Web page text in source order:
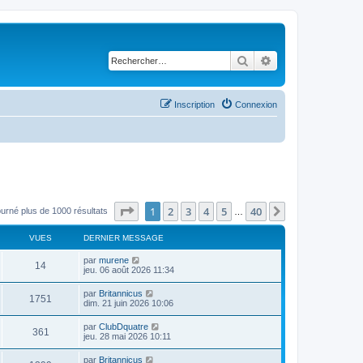
Rechercher
Connexion
Inscription
plus de 1000 résultats Page sur40
1 2 3 4 5 40
VUES DERNIER MESSAGE
14V
u
s
D
e
i
e
r
m
e
s
s
par murene
jeu. 06 août 2026 11:34
1751
u
D
e
i
e
r
m
par Britannicus
dim. 21 juin 2026 10:06
361
u
D
e
par ClubDquatre
jeu. 28 mai 2026 10:11
D
par Britannicus